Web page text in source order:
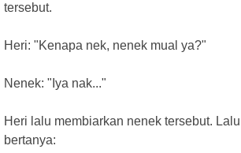
tersebut.
Heri: "Kenapa nek, nenek mual ya?"
Nenek: "Iya nak..."
Heri lalu membiarkan nenek tersebut.
bertanya: